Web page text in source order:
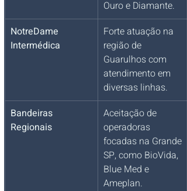
Ouro e Diamante.
NotreDame
Intermédica
Forte atuação na
região de
Guarulhos com
atendimento em
diversas linhas.
Bandeiras
Regionais
Aceitação de
operadoras
focadas na Grande
SP, como BioVida,
Blue Med e
Ameplan.